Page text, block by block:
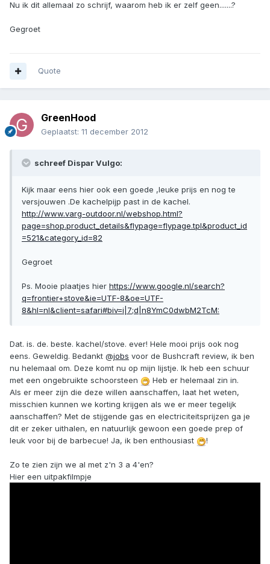
Nu ik dit allemaal zo schrijf, waarom heb ik er zelf geen.......?
Gegroet
Quote
GreenHood
Geplaatst: 11 december 2012
schreef Dispar Vulgo:
Kijk maar eens hier ook een goede ,leuke prijs en nog te
versjouwen .De kachelpijp past in de kachel.
http://www.varg-outdoor.nl/webshop.html?
page=shop.product_details&flypage=flypage.tpl&product_id
=521&category_id=82
Gegroet
Ps. Mooie plaatjes hier https://www.google.nl/search?
q=frontier+stove&ie=UTF-8&oe=UTF-
8&hl=nl&client=safari#biv=i|7;d|n8YmC0dwbM2TcM:
Dat. is. de. beste. kachel/stove. ever! Hele mooi prijs ook nog
eens. Geweldig. Bedankt @jobs voor de Bushcraft review, ik ben
nu helemaal om. Deze komt nu op mijn lijstje. Ik heb een schuur
met een ongebruikte schoorsteen
Heb er helemaal zin in.
Als er meer zijn die deze willen aanschaffen, laat het weten,
misschien kunnen we korting krijgen als we er meer tegelijk
aanschaffen? Met de stijgende gas en electriciteitsprijzen ga je
dit er zeker uithalen, en natuurlijk gewoon een goede prep of
leuk voor bij de barbecue! Ja, ik ben enthousiast
!
Zo te zien zijn we al met z'n 3 a 4'en?
Hier een uitpakfilmpje